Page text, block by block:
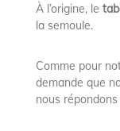
À l’origine, le
la semoule.
Comme pour
demande que
nous